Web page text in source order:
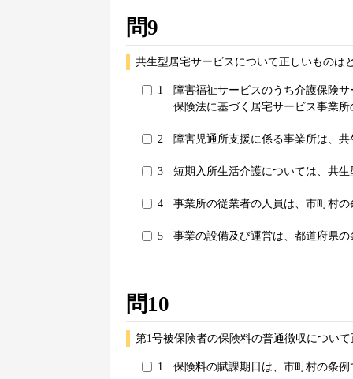
問9
共生型居宅サービスについて正しいものは
1
障害福祉サービスのうち介護保険
保険法に基づく居宅サービス事業
2 障害児通所支援に係る事業所は、
3 短期入所生活介護については、共
4 事業所の従業者の人員は、市町村
5 事業の設備及び運営は、都道府県
問10
第1号被保険者の保険料の普通徴収につい
1 保険料の賦課期日は、市町村の条例